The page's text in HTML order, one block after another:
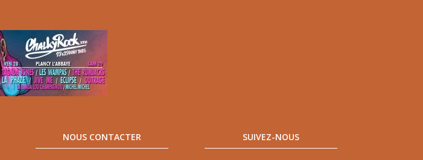
NOUS CONTACTER SUIVEZ-NOUS